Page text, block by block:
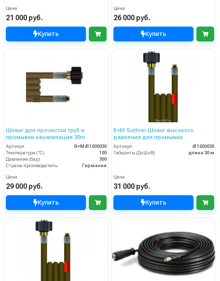
Цена
21 000 руб.
Купить
Цена
26 000 руб.
Купить
Шланг для прочистки труб и
промывки канализации 30m
Артикул
R+M411000030
Температура (°C)
100
Давление (бар)
300
Страна-производитель
Германия
Цена
29 000 руб.
Купить
R+M Suttner Шланг высокого
давления для промывки
канализационных труб 30 м
Артикул
411000030
Габариты (ДхШхВ)
длина 30 м
Цена
31 000 руб.
Купить